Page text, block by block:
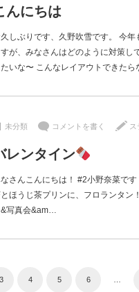
んにちは
しぶりです、久野吹雪です。 今
すが、みなさんはどのように対策し
たいな〜 こんなレイアウトできた
未分類 コメントを書く
レンタイン
さんこんにちは！ #2小野奈菜で
ほうじ茶プリンに、フロランタン
&写真会&am…
3 4 5 6